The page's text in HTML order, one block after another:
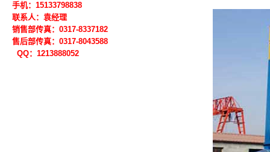
手机：15133798838
联系人：袁经理
销售部传真：0317-8337182
售后部传真：0317-8043588
QQ：1213888052